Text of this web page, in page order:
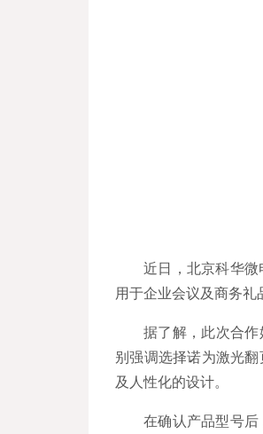
近日，北京科华
用于企业会议及商务礼
据了解，此次合
别强调选择诺为激光
及人性化的设计。
在确认产品型号